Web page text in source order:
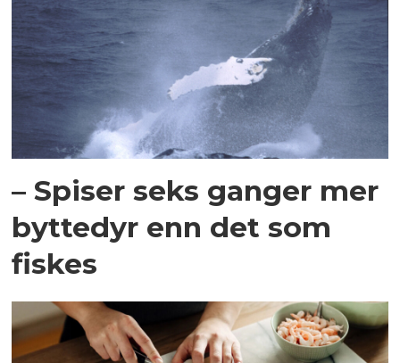
– Spiser seks ganger mer
byttedyr enn det som
fiskes